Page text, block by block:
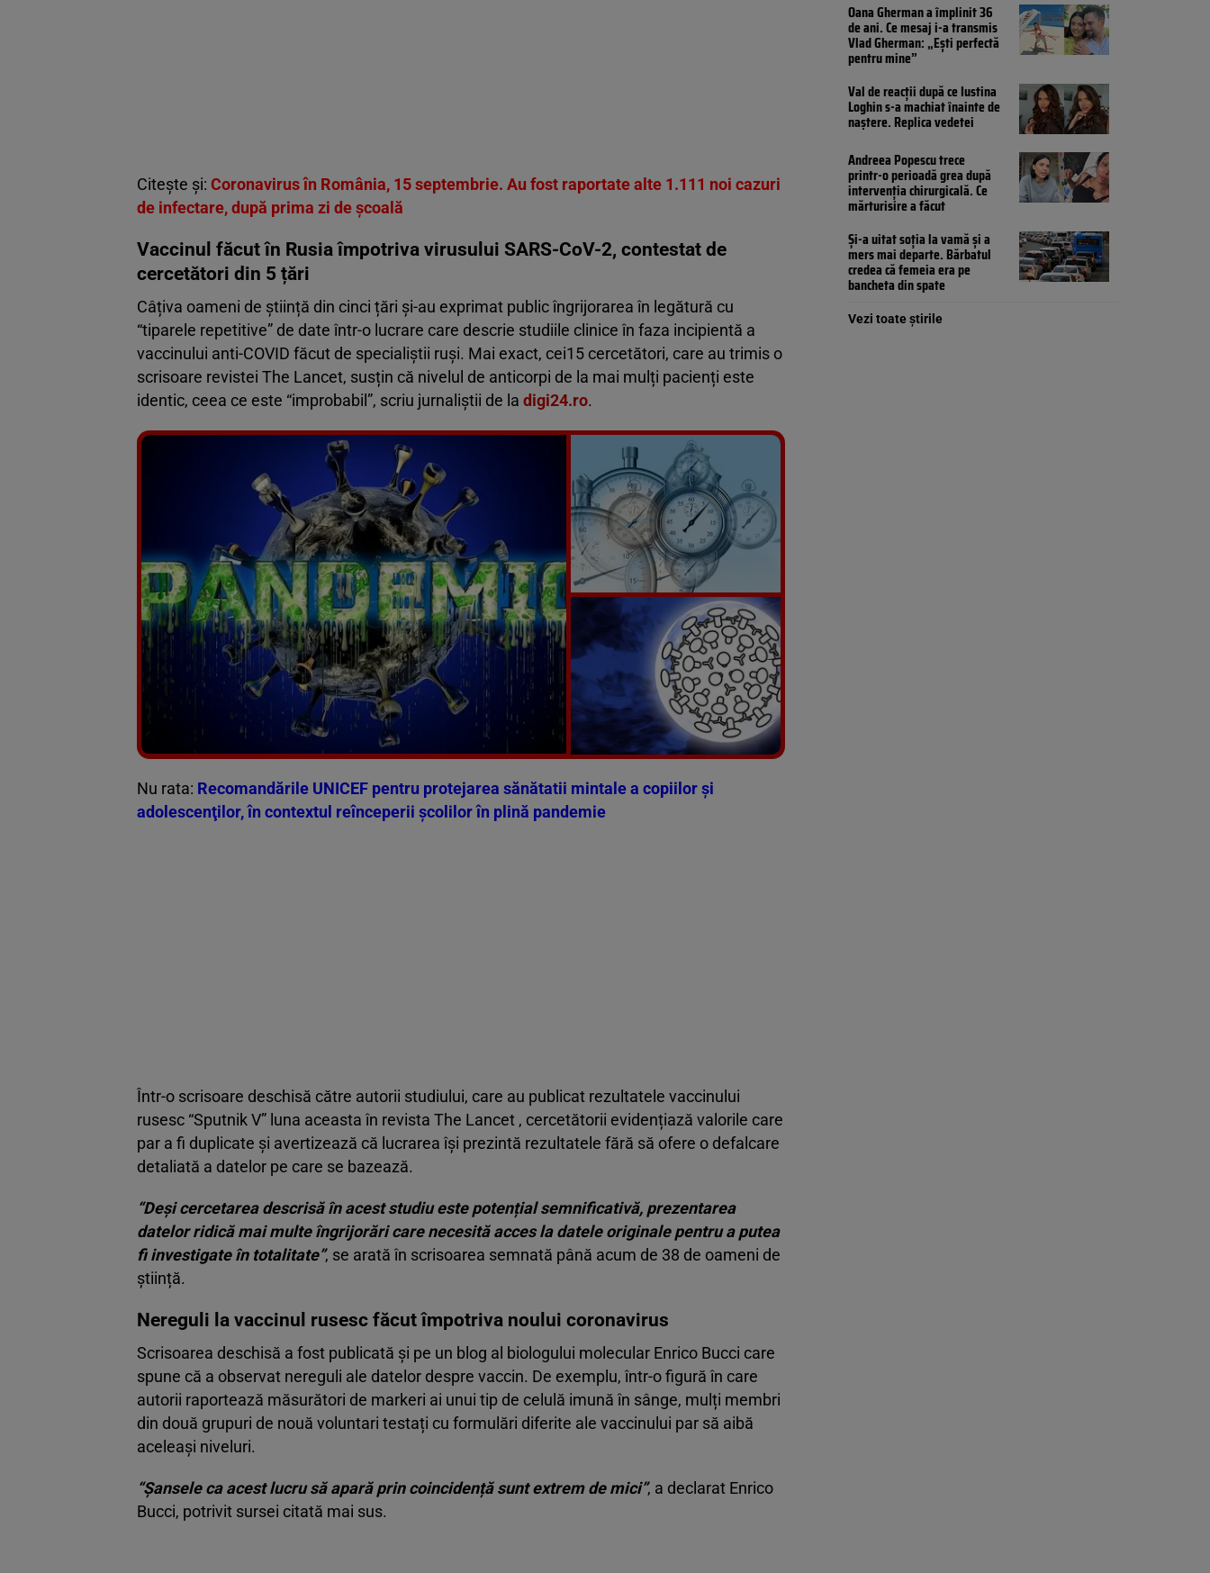
Citește și: Coronavirus în România, 15 septembrie. Au fost raportate alte 1.111 noi cazuri
de infectare, după prima zi de școală
Vaccinul făcut în Rusia împotriva virusului SARS-CoV-2, contestat de
cercetători din 5 țări
Câțiva oameni de știință din cinci țări și-au exprimat public îngrijorarea în legătură cu
“tiparele repetitive” de date într-o lucrare care descrie studiile clinice în faza incipientă a
vaccinului anti-COVID făcut de specialiștii ruși. Mai exact, cei15 cercetători, care au trimis o
scrisoare revistei The Lancet, susțin că nivelul de anticorpi de la mai mulți pacienți este
identic, ceea ce este “improbabil”, scriu jurnaliștii de la digi24.ro.
Vezi galeria foto
3 poze
Nu rata: Recomandările UNICEF pentru protejarea sănătatii mintale a copiilor şi
adolescenţilor, în contextul reînceperii școlilor în plină pandemie
Într-o scrisoare deschisă către autorii studiului, care au publicat rezultatele vaccinului
rusesc “Sputnik V” luna aceasta în revista The Lancet , cercetătorii evidențiază valorile care
par a fi duplicate și avertizează că lucrarea își prezintă rezultatele fără să ofere o defalcare
detaliată a datelor pe care se bazează.
“Deși cercetarea descrisă în acest studiu este potențial semnificativă, prezentarea
datelor ridică mai multe îngrijorări care necesită acces la datele originale pentru a putea
fi investigate în totalitate”, se arată în scrisoarea semnată până acum de 38 de oameni de
știință.
Nereguli la vaccinul rusesc făcut împotriva noului coronavirus
Scrisoarea deschisă a fost publicată și pe un blog al biologului molecular Enrico Bucci care
spune că a observat nereguli ale datelor despre vaccin. De exemplu, într-o figură în care
autorii raportează măsurători de markeri ai unui tip de celulă imună în sânge, mulți membri
din două grupuri de nouă voluntari testați cu formulări diferite ale vaccinului par să aibă
aceleași niveluri.
“Șansele ca acest lucru să apară prin coincidență sunt extrem de mici”, a declarat Enrico
Bucci, potrivit sursei citată mai sus.
Oana Gherman a împlinit 36
de ani. Ce mesaj i-a transmis
Vlad Gherman: „Ești perfectă
pentru mine”
Val de reacții după ce Iustina
Loghin s-a machiat înainte de
naștere. Replica vedetei
Andreea Popescu trece
printr-o perioadă grea după
intervenția chirurgicală. Ce
mărturisire a făcut
Și-a uitat soția la vamă și a
mers mai departe. Bărbatul
credea că femeia era pe
bancheta din spate
Vezi toate știrile